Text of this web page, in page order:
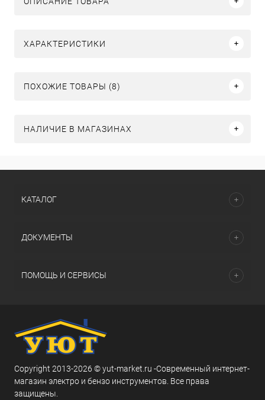
ХАРАКТЕРИСТИКИ
ПОХОЖИЕ ТОВАРЫ (8)
НАЛИЧИЕ В МАГАЗИНАХ
КАТАЛОГ
ДОКУМЕНТЫ
ПОМОЩЬ И СЕРВИСЫ
Copyright 2013-2026 © yut-market.ru -Современный интернет-
магазин электро и бензо инструментов. Все права
защищены.